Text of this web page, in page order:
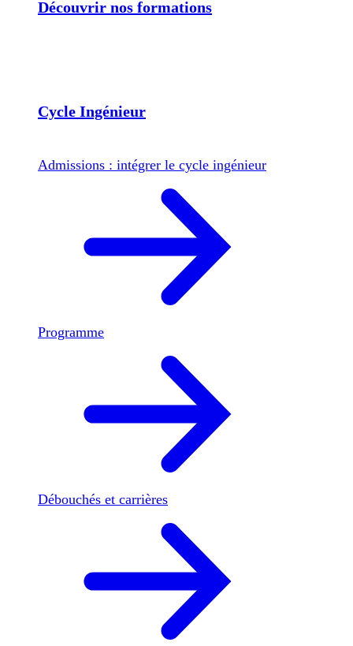
Découvrir nos formations
Cycle Ingénieur
Admissions : intégrer le cycle ingénieur
Programme
Débouchés et carrières